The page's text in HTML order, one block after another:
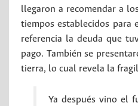
llegaron a recomendar a
tiempos establecidos para
referencia la deuda que
pago. También se
tierra, lo cual revela la
Ya después vino el